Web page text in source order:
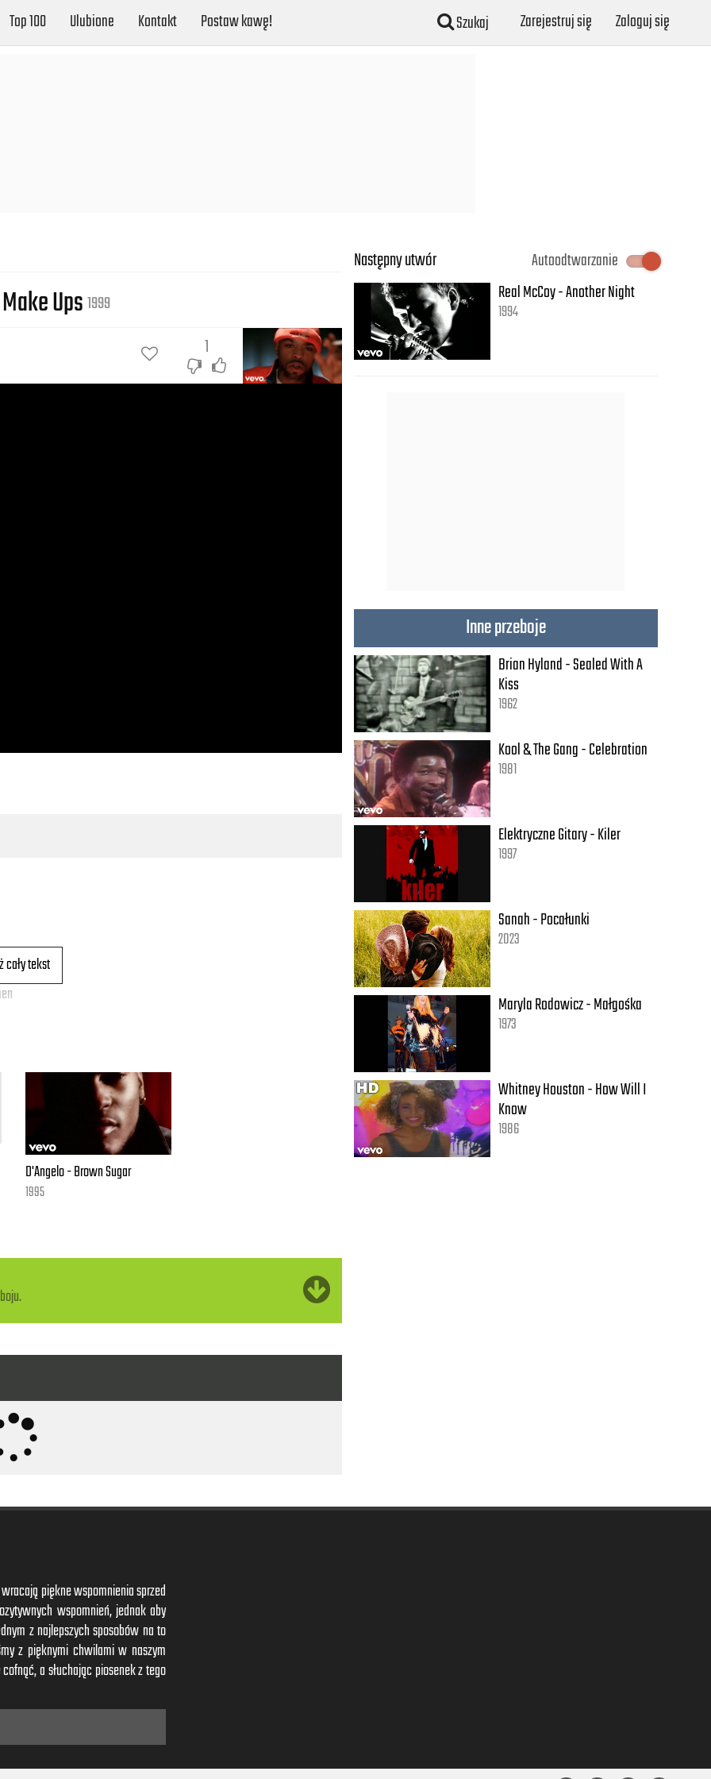
Top 100 Ulubione Kontakt Postaw kawę! Szukaj Zarejestruj się Zaloguj się
Ups1999
1
cały tekst
hon
D'Angelo - Brown Sugar
1995
Następny utwór
Autoodtwarzanie
Real McCoy - Another Night
1994
Inne przeboje
Brian Hyland - Sealed With A
Kiss
1962
Kool & The Gang - Celebration
1981
Elektryczne Gitary - Kiler
1997
Sanah - Pocałunki
2023
Maryla Rodowicz - Małgośka
1973
Whitney Houston - How Will I
Know
1986
piękne wspomnienia sprzed
wspomnień, jednak aby
z najlepszych sposobów na to
z pięknymi chwilami w naszym
a słuchając piosenek z tego